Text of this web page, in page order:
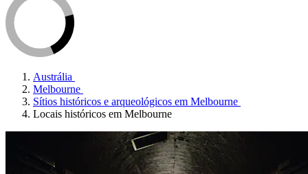
Austrália
Melbourne
Sítios históricos e arqueológicos em Melbourne
Locais históricos em Melbourne